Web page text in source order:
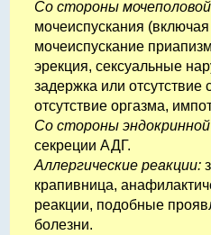
Со стороны
мочеиспускания
мочеиспускание
эрекция, сексуальные
задержка или отсутствие
отсутствие оргазма,
Со стороны
секреции АДГ.
Аллергические реакции:
крапивница,
реакции, подобные
болезни.